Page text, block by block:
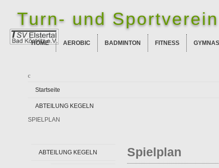
HOME AEROBIC BADMINTON FITNESS
Turn- und
Startseite
ABTEILUNG KEGELN
SPIELPLAN
ABTEILUNG KEGELN Spielplan